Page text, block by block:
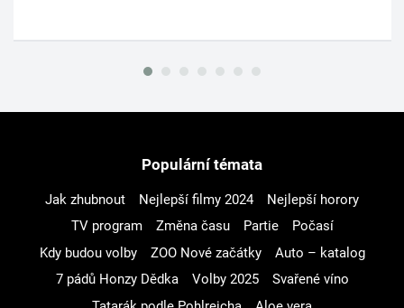
Populární témata
Jak zhubnout Nejlepší filmy 2024
Nejlepší horory
TV program
Změna času Partie
Počasí
Kdy budou volby
ZOO Nové začátky
Auto – katalog
7 pádů Honzy Dědka
Volby 2025
Svařené víno